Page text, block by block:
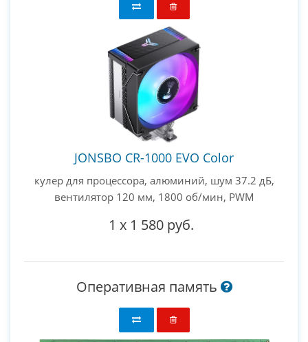
JONSBO CR-1000 EVO Color
кулер для процессора, алюминий, шум 37.2 дБ,
вентилятор 120 мм, 1800 об/мин, PWM
1 x 1 580 руб.
Оперативная память